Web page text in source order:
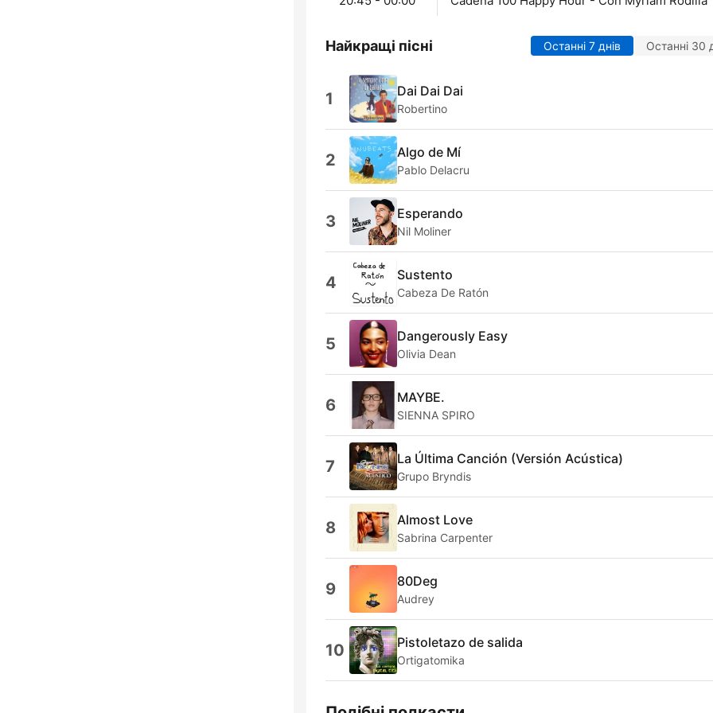
Найкращі пісні Останні 7 днів Останні 30
1 Dai Dai Dai
Robertino
2 Algo de Mí
Pablo Delacru
3 Esperando
Nil Moliner
4 Sustento
Cabeza De Ratón
5 Dangerously Easy
Olivia Dean
6 MAYBE.
SIENNA SPIRO
7 La Última Canción (Versión Acústica)
Grupo Bryndis
8 Almost Love
Sabrina Carpenter
9 80Deg
Audrey
10 Pistoletazo de salida
Ortigatomika